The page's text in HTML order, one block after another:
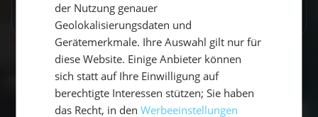
der Nutzung genauer
Geolokalisierungsdaten und
Gerätemerkmale. Ihre Auswahl gilt nur für
diese Website. Einige Anbieter können
sich statt auf Ihre Einwilligung auf
berechtigte Interessen stützen; Sie haben
das Recht, in denWerbeeinstellungen